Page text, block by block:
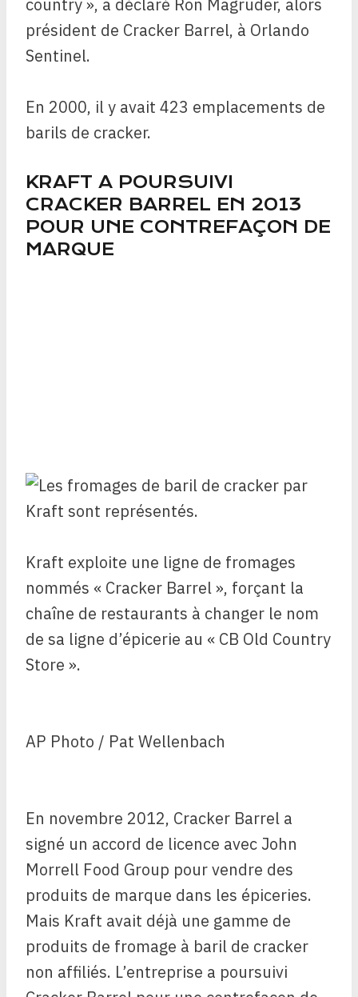
country », a déclaré Ron Magruder, alors
président de Cracker Barrel, à Orlando
Sentinel.
En 2000, il y avait 423 emplacements de
barils de cracker.
KRAFT A POURSUIVI
CRACKER BARREL EN 2013
POUR UNE CONTREFAÇON DE
MARQUE
Kraft exploite une ligne de fromages
nommés « Cracker Barrel », forçant la
chaîne de restaurants à changer le nom
de sa ligne d’épicerie au « CB Old Country
Store ».
AP Photo / Pat Wellenbach
En novembre 2012, Cracker Barrel a
signé un accord de licence avec John
Morrell Food Group pour vendre des
produits de marque dans les épiceries.
Mais Kraft avait déjà une gamme de
produits de fromage à baril de cracker
non affiliés. L’entreprise a poursuivi